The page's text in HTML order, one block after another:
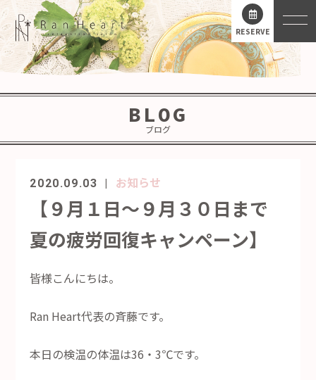
RESERVE
BLOG
ブログ
2020.09.03 お知らせ
【９月１日～９月３０日まで
夏の疲労回復キャンペーン】
皆様こんにちは。
Ran Heart代表の斉藤です。
本日の検温の体温は36・3℃です。